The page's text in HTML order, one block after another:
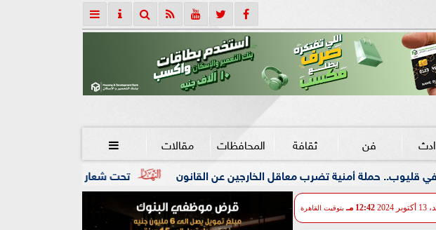
فن ثقافة المحافظات مقالات 
تحت شعار «خدمة بيوت الله شرف».. محافظ تضرب معاقل الخارجين عن القانون
2024 12:42 مـ بتوقيت القاهرة